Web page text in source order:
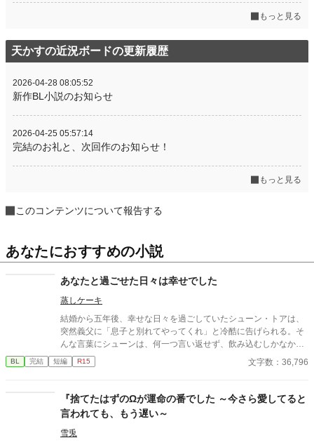
もっと見る
天かすの近況ボードの更新履歴
2026-04-28 08:05:52
新作BL小説のお知らせ
2026-04-25 05:57:14
完結のお礼と、次回作のお知らせ！
もっと見る
このコンテンツについて報告する
あなたにおすすめの小説
あなたと過ごせた日々は幸せでした
蒸しケーキ
結婚から五年後、幸せな日々を過ごしていたシューン・トアは、
突然義父に「息子と別れてやってくれ」と冷酷に告げられる。そ
んな言葉にシューンは、何一つ言い返せず、飲み込むしかなかっ
た。そして、夫であるアインス・キールに離婚を切り出すが、ア
インスがそう簡単にシューンを手離す訳もなく......。
BL 完結 短編 R15 文字数：36,796
『捨てたはずのΩが運命の番でした ～今さら愛してると
言われても、もう遅い～
雪兎